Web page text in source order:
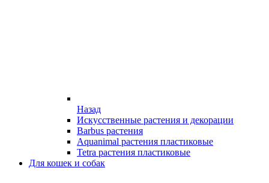
Назад
Искусственные растения и декорации
Barbus растения
Aquanimal растения пластиковые
Tetra растения пластиковые
Для кошек и собак